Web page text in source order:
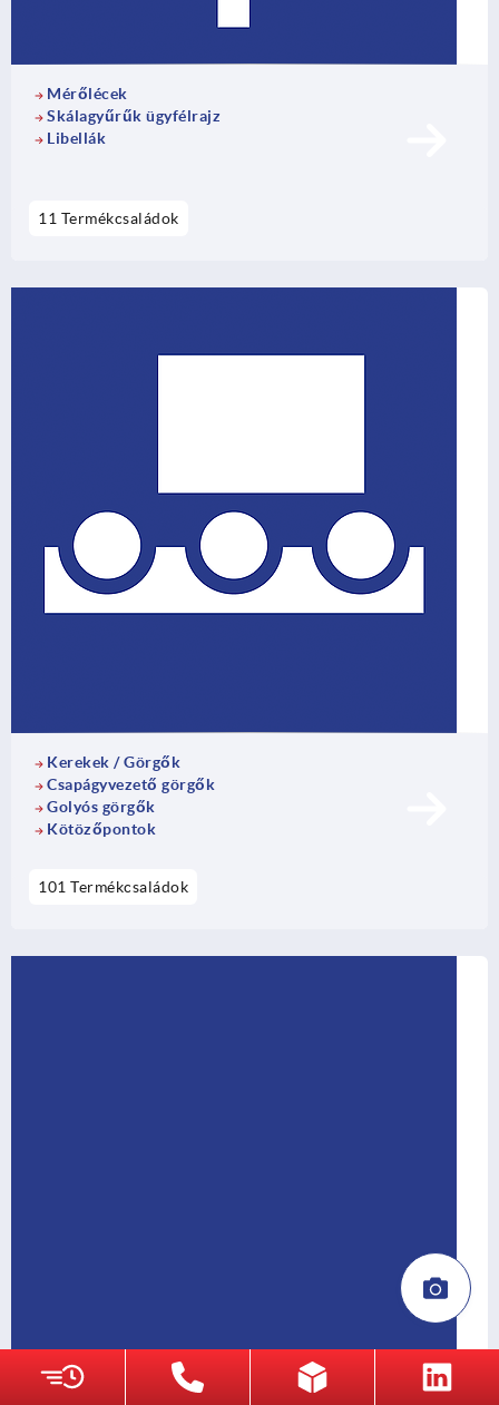
Mérőlécek
Skálagyűrűk ügyfélrajz
Libellák
11 Termékcsaládok
Kerekek / Görgők
Csapágyvezető görgők
Golyós görgők
Kötözőpontok
101 Termékcsaládok